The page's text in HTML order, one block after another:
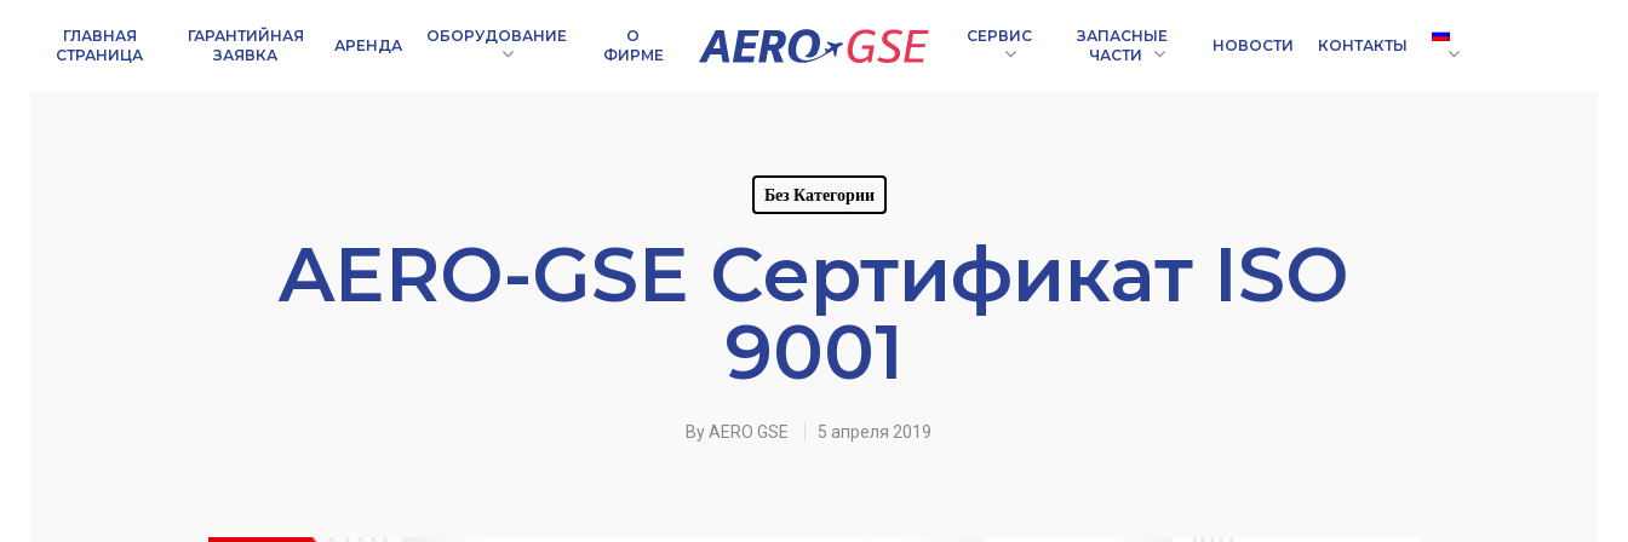
ГЛАВНАЯ
СТРАНИЦА
ГАРАНТИЙНАЯ
ЗАЯВКА
АРЕНДА
ОБОРУДОВАНИЕ
О
ФИРМЕ
СЕРВИС
ЗАПАСНЫЕ
ЧАСТИ
НОВОСТИ КОНТАКТЫ
Без Категории
AERO-GSE Сертификат ISO
9001
By AERO GSE 5 апреля 2019